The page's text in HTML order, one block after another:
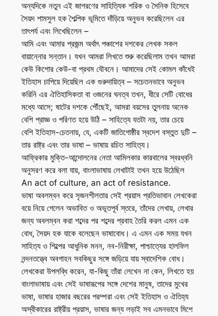
অন্যদিকে নতুন এই জাগরণের সাহিত্যিক শরিক ও সৈনিক হিসেবে
সৈয়দ শামসুল হক শৈল্পিক ভূমিতে দাঁড়িয়ে অনুভব করেছিলেন এর
তাৎপর্য এবং লিখেছিলেন –
আমি এবং আমার প্রজন্ম অর্থাৎ পঞ্চাশের দশকের লেখক সকল
বায়ান্নোর সন্তান। যখন আমরা লিখতে শুরু করেছিলাম তখন আমরা
কেউ কিশোর কেউ-বা প্রথম যৌবনে। আমাদের সেই কোমল কাঁধেই
ইতিহাস চাপিয়ে দিয়েছিল এক গুরুদায়িত্ব – সচেতনভাবে অনুভব
করিনি এর ঐতিহাসিকতা বা ওজনের ঘনত্ব তখন, ধীরে সেটি বোধের
মধ্যে আসে; ষাটের দশকে পৌঁছেই, আমরা বয়সের তুলনায় অনেক
বেশি প্রাজ্ঞ ও পরিণত হয়ে উঠি – সাহিত্যে যতটা নয়, তার চেয়ে
বেশি ইতিহাস-চেতনায়, যে, একটি জাতিগোষ্ঠীর স্বদেশ বস্তুত দুটি –
তার রাষ্ট্র এবং তার ভাষা – ভাষায় রচিত সাহিত্য।
আফ্রিকার মুক্তি-আন্দোলনের নেতা আমিলকার কারবালের স্বরধ্বনি
অনুসরণ করে বলা যায়, বাংলাভাষায় লেখাটাই তখন হয়ে উঠেছিল
An act of culture, an act of resistance.
ভাষা অবলম্বন করে সৃজনশীলতার সেই প্রয়াস প্রতিভাবান লেখকেরা
বয়ে নিয়ে গেলেন অভাবিত ও অভূতপূর্ব স্তরে, তাঁদের লেখায়, লেখার
জন্য অবলম্বন করা শব্দের পর শব্দের প্রবাহ তৈরি করল এমন এক
বোধ, সৈয়দ হক যাকে বলেছেন ভাষাবোধ। এ এমন এক সময় যখন
সাহিত্য ও শিল্পের আধুনিক মনন, নব-নিরীক্ষা, পাশ্চাত্যের হালফিল
নন্দনতত্ত্বে অবগাহন সবকিছুর সঙ্গে জড়িয়ে যায় স্বাদেশিক বোধ।
লেখকেরা উপলব্ধি করেন, যা-কিছু তাঁরা লেখেন না কেন, লিখতে হয়
বাংলাভাষায় এবং সেই ভাষারূপের সঙ্গে দেশের মানুষ, তাদের মুখের
ভাষা, ভাষার হাজার বছরের পরম্পরা এবং সেই ইতিহাস ও ঐতিহ্য
অস্বীকারের রাষ্ট্রীয় প্রয়াস, ভাষার জন্য লড়াই সব এমনভাবে মিশে